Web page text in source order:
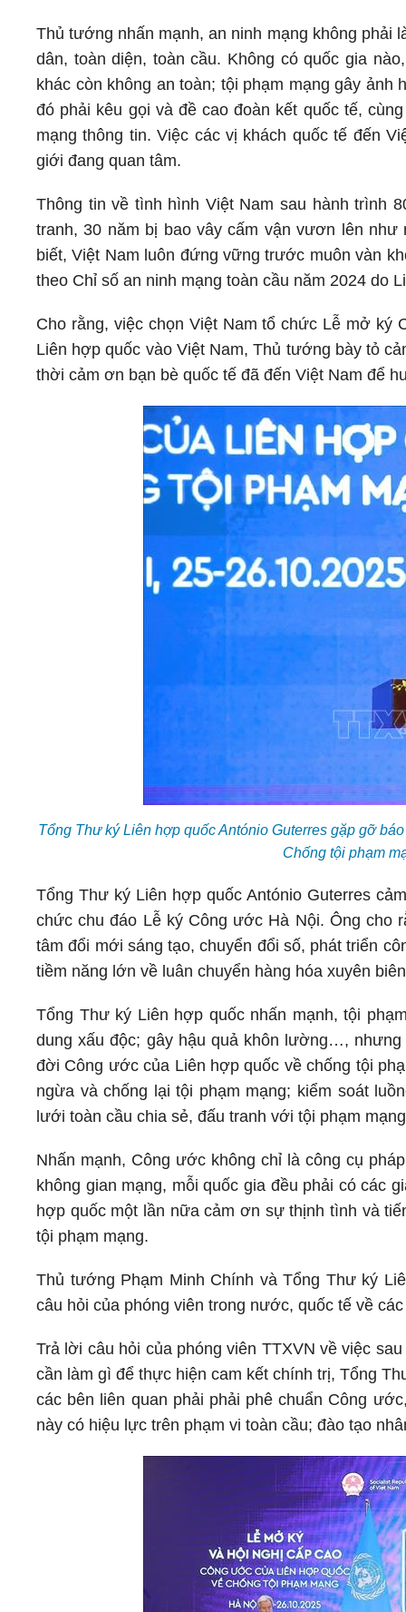
Thủ tướng nhấn mạnh, an ninh mạng không phải
dân, toàn diện, toàn cầu. Không có quốc gia
khác còn không an toàn; tội phạm mạng gây
đó phải kêu gọi và đề cao đoàn kết quốc tế,
mạng thông tin. Việc các vị khách quốc tế đến
giới đang quan tâm.
Thông tin về tình hình Việt Nam sau hành trình
tranh, 30 năm bị bao vây cấm vận vươn lên
biết, Việt Nam luôn đứng vững trước muôn vàn
theo Chỉ số an ninh mạng toàn cầu năm 2024 do
Cho rằng, việc chọn Việt Nam tổ chức Lễ mở
Liên hợp quốc vào Việt Nam, Thủ tướng bày tỏ
thời cảm ơn bạn bè quốc tế đã đến Việt Nam để
Tổng Thư ký Liên hợp quốc António Guterres gặp gỡ
Chống tội phạm
Tổng Thư ký Liên hợp quốc António Guterres
chức chu đáo Lễ ký Công ước Hà Nội. Ông cho
tâm đổi mới sáng tạo, chuyển đổi số, phát triển
tiềm năng lớn về luân chuyển hàng hóa xuyên
Tổng Thư ký Liên hợp quốc nhấn mạnh, tội
dung xấu độc; gây hậu quả khôn lường…,
đời Công ước của Liên hợp quốc về chống tội
ngừa và chống lại tội phạm mạng; kiểm soát
lưới toàn cầu chia sẻ, đấu tranh với tội phạm
Nhấn mạnh, Công ước không chỉ là công cụ
không gian mạng, mỗi quốc gia đều phải có các
hợp quốc một lần nữa cảm ơn sự thịnh tình và
tội phạm mạng.
Thủ tướng Phạm Minh Chính và Tổng Thư ký
câu hỏi của phóng viên trong nước, quốc tế về
Trả lời câu hỏi của phóng viên TTXVN về việc
cần làm gì để thực hiện cam kết chính trị, Tổng
các bên liên quan phải phải phê chuẩn Công
này có hiệu lực trên phạm vi toàn cầu; đào tạo